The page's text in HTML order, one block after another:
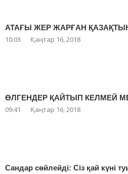
АТАҒЫ ЖЕР ЖАРҒАН
10:03 Қаңтар 16, 2018
ӨЛГЕНДЕР ҚАЙТЫП КЕЛМЕЙ
09:41 Қаңтар 16, 2018
Сандар сөйлейді: Сіз қай күні